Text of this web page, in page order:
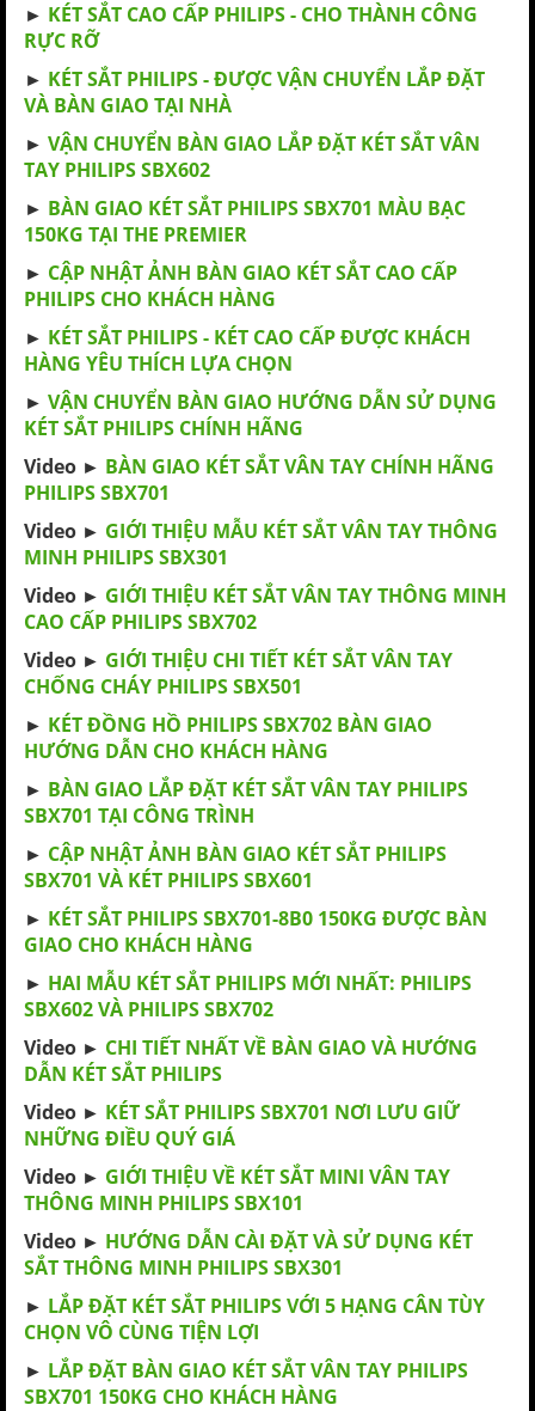
► KÉT SẮT CAO CẤP PHILIPS - CHO THÀNH CÔNG
RỰC RỠ
► KÉT SẮT PHILIPS - ĐƯỢC VẬN CHUYỂN LẮP ĐẶT
VÀ BÀN GIAO TẠI NHÀ
► VẬN CHUYỂN BÀN GIAO LẮP ĐẶT KÉT SẮT VÂN
TAY PHILIPS SBX602
► BÀN GIAO KÉT SẮT PHILIPS SBX701 MÀU BẠC
150KG TẠI THE PREMIER
► CẬP NHẬT ẢNH BÀN GIAO KÉT SẮT CAO CẤP
PHILIPS CHO KHÁCH HÀNG
► KÉT SẮT PHILIPS - KÉT CAO CẤP ĐƯỢC KHÁCH
HÀNG YÊU THÍCH LỰA CHỌN
► VẬN CHUYỂN BÀN GIAO HƯỚNG DẪN SỬ DỤNG
KÉT SẮT PHILIPS CHÍNH HÃNG
Video ► BÀN GIAO KÉT SẮT VÂN TAY CHÍNH HÃNG
PHILIPS SBX701
Video ► GIỚI THIỆU MẪU KÉT SẮT VÂN TAY THÔNG
MINH PHILIPS SBX301
Video ► GIỚI THIỆU KÉT SẮT VÂN TAY THÔNG MINH
CAO CẤP PHILIPS SBX702
Video ► GIỚI THIỆU CHI TIẾT KÉT SẮT VÂN TAY
CHỐNG CHÁY PHILIPS SBX501
► KÉT ĐỒNG HỒ PHILIPS SBX702 BÀN GIAO
HƯỚNG DẪN CHO KHÁCH HÀNG
► BÀN GIAO LẮP ĐẶT KÉT SẮT VÂN TAY PHILIPS
SBX701 TẠI CÔNG TRÌNH
► CẬP NHẬT ẢNH BÀN GIAO KÉT SẮT PHILIPS
SBX701 VÀ KÉT PHILIPS SBX601
► KÉT SẮT PHILIPS SBX701-8B0 150KG ĐƯỢC BÀN
GIAO CHO KHÁCH HÀNG
► HAI MẪU KÉT SẮT PHILIPS MỚI NHẤT: PHILIPS
SBX602 VÀ PHILIPS SBX702
Video ► CHI TIẾT NHẤT VỀ BÀN GIAO VÀ HƯỚNG
DẪN KÉT SẮT PHILIPS
Video ► KÉT SẮT PHILIPS SBX701 NƠI LƯU GIỮ
NHỮNG ĐIỀU QUÝ GIÁ
Video ► GIỚI THIỆU VỀ KÉT SẮT MINI VÂN TAY
THÔNG MINH PHILIPS SBX101
Video ► HƯỚNG DẪN CÀI ĐẶT VÀ SỬ DỤNG KÉT
SẮT THÔNG MINH PHILIPS SBX301
► LẮP ĐẶT KÉT SẮT PHILIPS VỚI 5 HẠNG CÂN TÙY
CHỌN VÔ CÙNG TIỆN LỢI
► LẮP ĐẶT BÀN GIAO KÉT SẮT VÂN TAY PHILIPS
SBX701 150KG CHO KHÁCH HÀNG